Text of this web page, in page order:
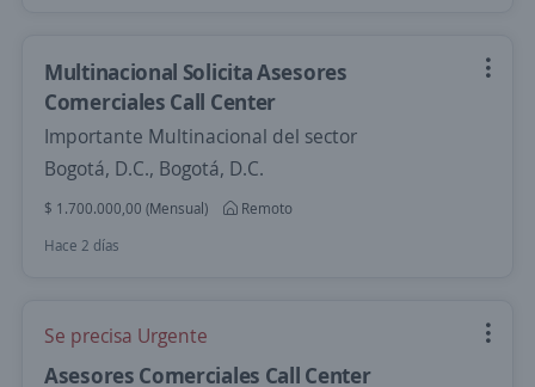
Multinacional Solicita Asesores
Comerciales Call Center
Importante Multinacional del sector
Bogotá, D.C., Bogotá, D.C.
$ 1.700.000,00 (Mensual)
Remoto
Hace 2 días
Se precisa Urgente
Asesores Comerciales Call Center